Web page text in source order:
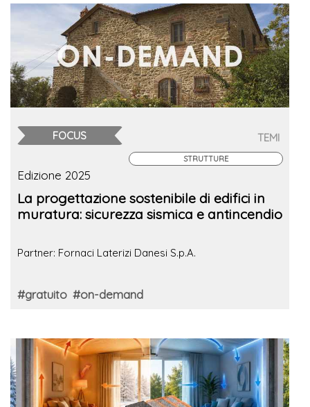
FOCUS TEMI
STRUTTURE
Edizione 2025
La progettazione sostenibile di edifici in
muratura: sicurezza sismica e antincendio
Partner: Fornaci Laterizi Danesi S.p.A.
#gratuito #on-demand